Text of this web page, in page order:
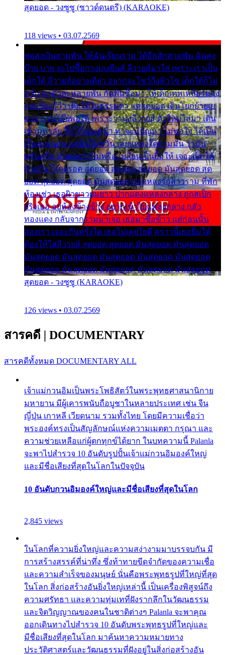
สุดยอด - วงซูซู (ซาวด์ดนตรี) (KARAOKE)
118 views • 03.07.2569
พ่อส่งเงินสามพัน ให้ฉันเรียนราม ได้อีกสักสามพัน ฉันคง
บ๊าย บาย จะไปซื้อกางเกงยีนส์ ลีวายส์มาใส่ เพราะเราเป็น
เด็กใต้ ลีวายส์อย่างเดียว อยากจะโชว์ถึงหิวโซ เด็กใต้ก็ไม่
หวั่น ตกตัวละหลายพัน กัดฟันซื้อมา ให้เด็กเทพเหลียวมอง
และต้องรู้ว่า เด็กใต้ไม่ธรรมดา แต่สุดยอด เดินโยกย้ายเย
ยวน กวนโอ๊ยพอได้ เพราะว่านุ่งลีวายส์ ตัวใหม่ใส่มา เดิน
เข้ามหาลัย จิ๊กโก๊มองหน้า ท่าจะมีปัญหา ไม่พอใจ ได้เป็น
เรื่องแน่นอน แต่ฉันไม่หวั่น เลยแหลงใต้ถามมัน ว่ามัน
พรั่นพรือ มันตอบว่าไม่พรื่อ เปลี่ยนเป็นยิ้มให้ เจอะเด็กใต้
ด้วยกัน ก็เลยรอด สุดยอด สุดยอด สุดยอด มันสุดยอด สุด
ยอด สุดยอด สุดยอด มันสุดยอด แอบหลงรักสาวราม ที่พัก
ห้องเช่า เธอผิวขาวผมยาว ปากแดงแหลงกลาง ถูกสเป็ก
จริงเธอ อยู่ห้องข้างข้าง อยากเข้าไปแหลงกลาง กลัว
ทองแดง กลับจากรามมาเจอ เธอมาซื้อข้าว แต่ก่อนนั้น
สองเรา เจอะกันครั้งใด เธอไม่เคยไยดี คราวนี้เธอยิ้มให้
ต้องให้ใส่ลีวายส์ สุดยอด สุดยอด มันสุดยอด มันสุดยอด
มันสุดยอด มันสุดยอด มันสุดยอด มันสุดยอด มันสุดยอด
มันสุดยอด มันสุดยอด มันสุดยอด มันสุดยอด มันสุดยอด
สุดยอด - วงซูซู (KARAOKE)
126 views • 03.07.2569
สารคดี | DOCUMENTARY
สารคดีทั้งหมด DOCUMENTARY ALL
เจ้าแม่กวนอิมเป็นพระโพธิสัตว์ในพระพุทธศาสนานิกาย
มหายาน มีผู้เคารพนับถือบูชาในหลายประเทศ เช่น จีน
ญี่ปุ่น เกาหลี เวียดนาม รวมทั้งไทย โดยมีความเชื่อว่า
พระองค์ทรงเป็นสัญลักษณ์แห่งความเมตตา กรุณา และ
ความช่วยเหลือแก่ผู้ตกทุกข์ได้ยาก ในบทความนี้ Palanla
จะพาไปสำรวจ 10 อันดับรูปปั้นเจ้าแม่กวนอิมองค์ใหญ่
และมีชื่อเสียงที่สุดในโลกในปัจจุบัน
10 อันดับกวนอิมองค์ใหญ่และมีชื่อเสียงที่สุดในโลก
2,845 views
ในโลกที่ความยิ่งใหญ่และความสง่างามมาบรรจบกัน มี
การสร้างสรรค์ที่น่าทึ่ง ซึ่งท้าทายขีดจำกัดของความเชื่อ
และความสำเร็จของมนุษย์ นั่นคือพระพุทธรูปที่ใหญ่ที่สุด
ในโลก สิ่งก่อสร้างอันยิ่งใหญ่เหล่านี้ เป็นเครื่องพิสูจน์ถึง
ความศรัทธา และความทุ่มเทที่ฝังรากลึกในวัฒนธรรม
และจิตวิญญาณของคนในชาติต่างๆ Palanla จะพาคุณ
ออกเดินทางไปสำรวจ 10 อันดับพระพุทธรูปที่ใหญ่และ
มีชื่อเสียงที่สุดในโลก มาค้นหาความหมายทาง
ประวัติศาสตร์และวัฒนธรรมที่ฝังอยู่ในสิ่งก่อสร้างอัน